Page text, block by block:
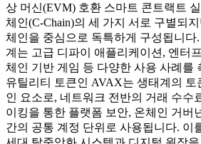
상 머신(EVM) 호환 스마트 콘트랙트
체인(C-Chain)의 세 가지 서로 구별되
체인을 중심으로 독특하게 구성됩니다
계는 고급 디파이 애플리케이션, 엔터
체인 기반 게임 등 다양한 사용 사례를
유틸리티 토큰인 AVAX는 생태계의 토
인 요소로, 네트워크 전반의 거래 수수
이킹을 통한 플랫폼 보안, 온체인 거버
간의 공통 계정 단위로 사용됩니다. 이